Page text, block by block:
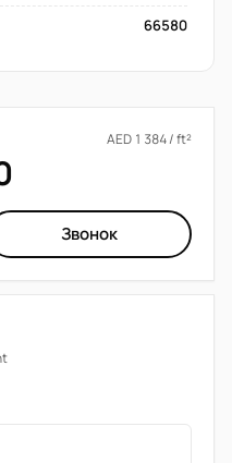
66580
AED 1 384 / ft²
Звонок